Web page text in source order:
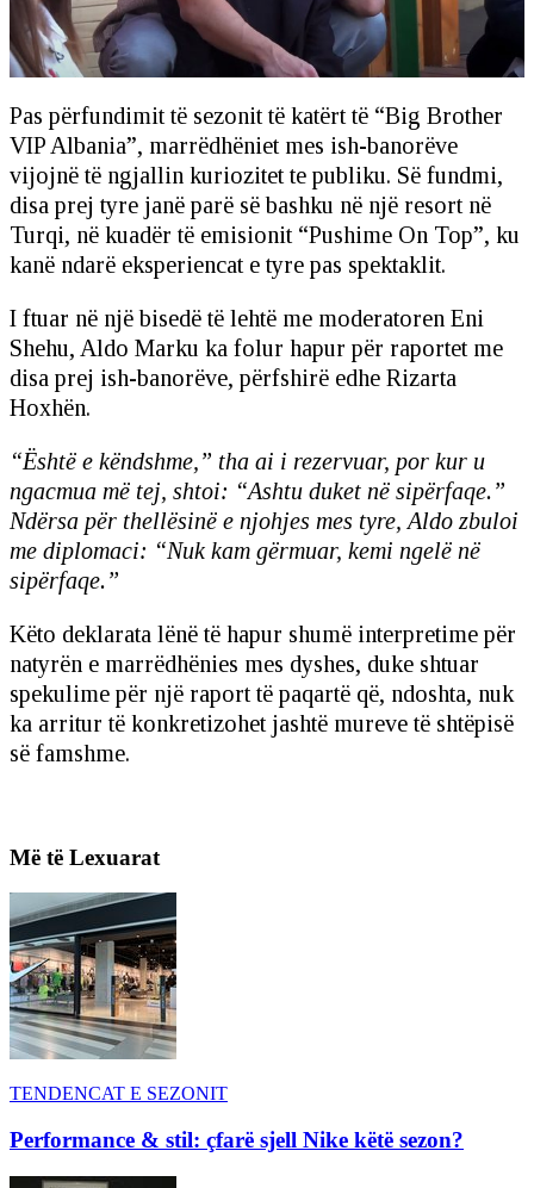
Pas përfundimit të sezonit të katërt të “Big Brother
VIP Albania”, marrëdhëniet mes ish-banorëve
vijojnë të ngjallin kuriozitet te publiku. Së fundmi,
disa prej tyre janë parë së bashku në një resort në
Turqi, në kuadër të emisionit “Pushime On Top”, ku
kanë ndarë eksperiencat e tyre pas spektaklit.
I ftuar në një bisedë të lehtë me moderatoren Eni
Shehu, Aldo Marku ka folur hapur për raportet me
disa prej ish-banorëve, përfshirë edhe Rizarta
Hoxhën.
“Është e këndshme,” tha ai i rezervuar, por kur u
ngacmua më tej, shtoi: “Ashtu duket në sipërfaqe.”
Ndërsa për thellësinë e njohjes mes tyre, Aldo zbuloi
me diplomaci: “Nuk kam gërmuar, kemi ngelë në
sipërfaqe.”
Këto deklarata lënë të hapur shumë interpretime për
natyrën e marrëdhënies mes dyshes, duke shtuar
spekulime për një raport të paqartë që, ndoshta, nuk
ka arritur të konkretizohet jashtë mureve të shtëpisë
së famshme.
Më të Lexuarat
TENDENCAT E SEZONIT
Performance & stil: çfarë sjell Nike këtë sezon?